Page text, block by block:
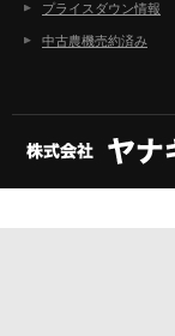
プライスダウン情報
中古農機売約済み